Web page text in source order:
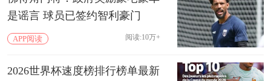
是谣言 球员已签约智利豪门
APP阅读 阅读:10万+
2026世界杯速度榜排行榜单最新